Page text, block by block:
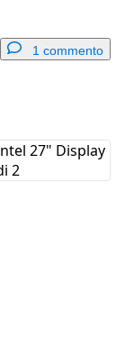
1 commento